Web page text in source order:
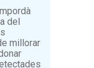
del
millorar